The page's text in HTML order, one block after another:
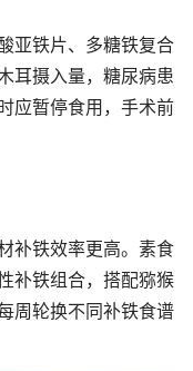
亚铁片、多糖铁复合
耳摄入量，糖尿病患
应暂停食用，手术前
补铁效率更高。素食
补铁组合，搭配猕猴
周轮换不同补铁食谱